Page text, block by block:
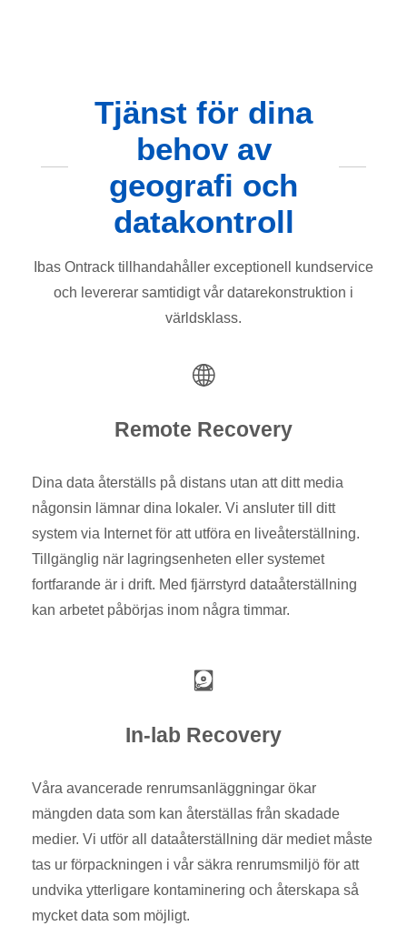
Tjänst för dina
behov av
geografi och
datakontroll
Ibas Ontrack tillhandahåller exceptionell kundservice
och levererar samtidigt vår datarekonstruktion i
världsklass.
Remote Recovery
Dina data återställs på distans utan att ditt media
någonsin lämnar dina lokaler. Vi ansluter till ditt
system via Internet för att utföra en liveåterställning.
Tillgänglig när lagringsenheten eller systemet
fortfarande är i drift. Med fjärrstyrd dataåterställning
kan arbetet påbörjas inom några timmar.
In-lab Recovery
Våra avancerade renrumsanläggningar ökar
mängden data som kan återställas från skadade
medier. Vi utför all dataåterställning där mediet måste
tas ur förpackningen i vår säkra renrumsmiljö för att
undvika ytterligare kontaminering och återskapa så
mycket data som möjligt.